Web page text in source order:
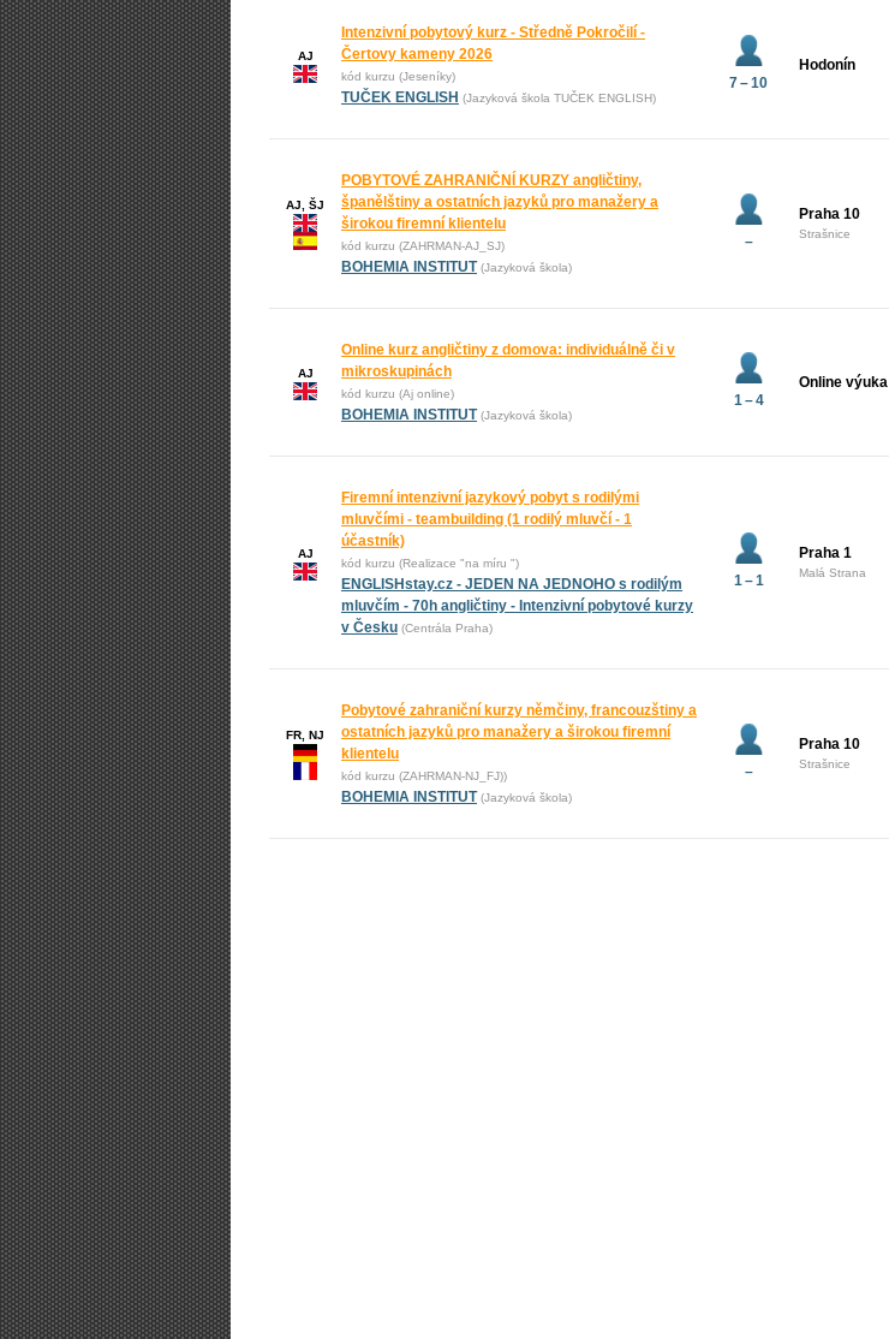
AJ
Intenzivní pobytový kurz - Středně Pokročilí -
Čertovy kameny 2026
kód kurzu (Jeseníky)
TUČEK ENGLISH (Jazyková škola TUČEK ENGLISH)
7 – 10
Hodonín
AJ, ŠJ
POBYTOVÉ ZAHRANIČNÍ KURZY angličtiny,
španělštiny a ostatních jazyků pro manažery a
širokou firemní klientelu
kód kurzu (ZAHRMAN-AJ_SJ)
BOHEMIA INSTITUT (Jazyková škola)
–
Praha 10
Strašnice
AJ
Online kurz angličtiny z domova: individuálně či v
mikroskupinách
kód kurzu (Aj online)
BOHEMIA INSTITUT (Jazyková škola)
1 – 4
Online výuka
AJ
Firemní intenzivní jazykový pobyt s rodilými
mluvčími - teambuilding (1 rodilý mluvčí - 1
účastník)
kód kurzu (Realizace "na míru ")
ENGLISHstay.cz - JEDEN NA JEDNOHO s rodilým
mluvčím - 70h angličtiny - Intenzivní pobytové kurzy
v Česku (Centrála Praha)
1 – 1
Praha 1
Malá Strana
FR, NJ
Pobytové zahraniční kurzy němčiny, francouzštiny a
ostatních jazyků pro manažery a širokou firemní
klientelu
kód kurzu (ZAHRMAN-NJ_FJ))
BOHEMIA INSTITUT (Jazyková škola)
–
Praha 10
Strašnice